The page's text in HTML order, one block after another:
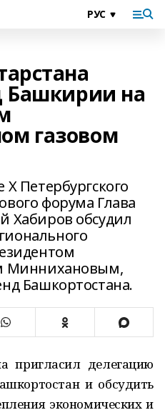
Башкирии на
газовом
Петербургского
форума Глава
Хабиров обсудил
Миннихановым,
Башкортостана.
пригласил делегацию
и обсудить
экономических и